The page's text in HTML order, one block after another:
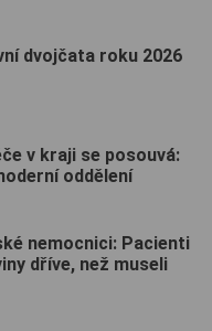
dvojčata roku 2026
v kraji se posouvá:
oddělení
nemocnici: Pacienti
dříve, než museli